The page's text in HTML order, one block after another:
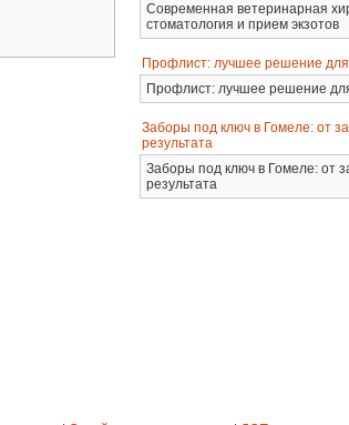
Современная ветеринарная
стоматология и прием экзотов
Профлист: лучшее решение
Профлист: лучшее решение
Заборы под ключ в Гомеле: от
результата
Заборы под ключ в Гомеле: от
результата